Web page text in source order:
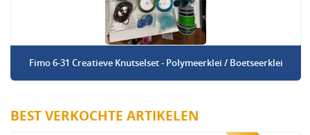
Fimo 6-31 Creatieve Knutselset - Polymeerklei / Boetseerklei
BEST VERKOCHTE ARTIKELEN